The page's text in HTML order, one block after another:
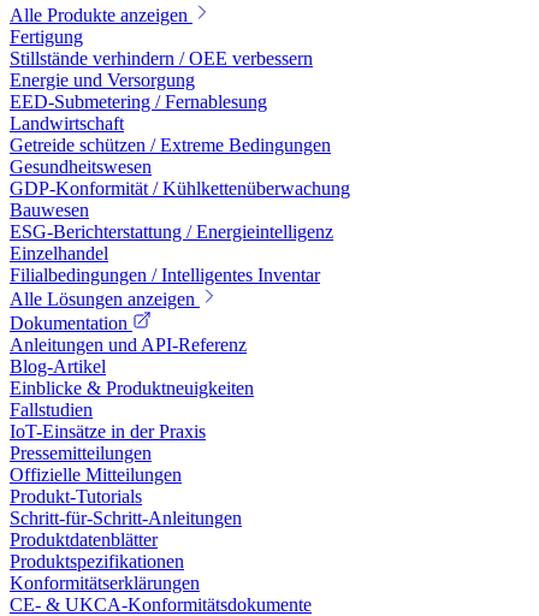
Alle Produkte anzeigen
Fertigung
Stillstände verhindern / OEE verbessern
Energie und Versorgung
EED-Submetering / Fernablesung
Landwirtschaft
Getreide schützen / Extreme Bedingungen
Gesundheitswesen
GDP-Konformität / Kühlkettenüberwachung
Bauwesen
ESG-Berichterstattung / Energieintelligenz
Einzelhandel
Filialbedingungen / Intelligentes Inventar
Alle Lösungen anzeigen
Dokumentation
Anleitungen und API-Referenz
Blog-Artikel
Einblicke & Produktneuigkeiten
Fallstudien
IoT-Einsätze in der Praxis
Pressemitteilungen
Offizielle Mitteilungen
Produkt-Tutorials
Schritt-für-Schritt-Anleitungen
Produktdatenblätter
Produktspezifikationen
Konformitätserklärungen
CE- & UKCA-Konformitätsdokumente